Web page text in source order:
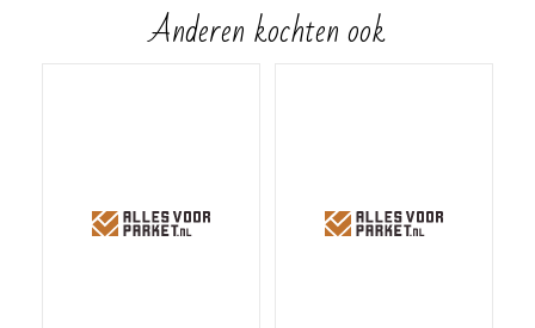
Anderen kochten ook